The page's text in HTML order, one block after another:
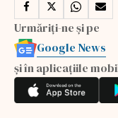
Urmăriți-ne și pe
Google News
și în aplicațiile